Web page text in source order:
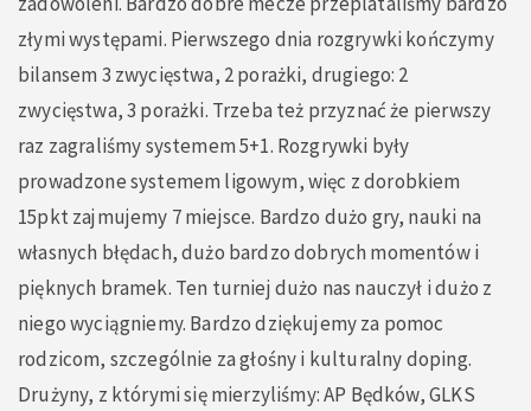
złymi występami. Pierwszego dnia rozgrywki kończymy
bilansem 3 zwycięstwa, 2 porażki, drugiego: 2
zwycięstwa, 3 porażki. Trzeba też przyznać że pierwszy
raz zagraliśmy systemem 5+1. Rozgrywki były
prowadzone systemem ligowym, więc z dorobkiem
15pkt zajmujemy 7 miejsce. Bardzo dużo gry, nauki na
własnych błędach, dużo bardzo dobrych momentów i
pięknych bramek. Ten turniej dużo nas nauczył i dużo z
niego wyciągniemy. Bardzo dziękujemy za pomoc
rodzicom, szczególnie za głośny i kulturalny doping.
Drużyny, z którymi się mierzyliśmy: AP Będków, GLKS